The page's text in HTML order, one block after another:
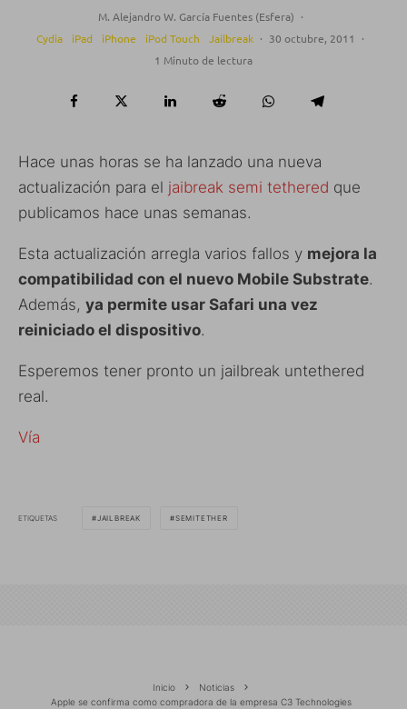
M. Alejandro W. García Fuentes (Esfera) ·
Cydia
iPad iPhone iPod Touch Jailbreak · 30 octubre, 2011
·
1 Minuto de lectura
Hace unas horas se ha lanzado una nueva
actualización para el jaibreak semi tethered que
publicamos hace unas semanas.
Esta actualización arregla varios fallos y mejora la
compatibilidad con el nuevo Mobile Substrate.
Además, ya permite usar Safari una vez
reiniciado el dispositivo.
Esperemos tener pronto un jailbreak untethered
real.
Vía
ETIQUETAS JAILBREAK SEMITETHER
Inicio
Noticias
Apple se confirma como compradora de la empresa C3 Technologies